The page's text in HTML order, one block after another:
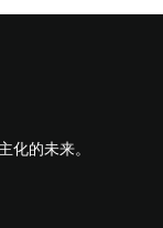
化的未来。